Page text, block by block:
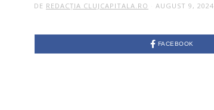
DE REDACȚIA CLUJCAPITALA.RO AUGUST 9, 2024
FACEBOOK